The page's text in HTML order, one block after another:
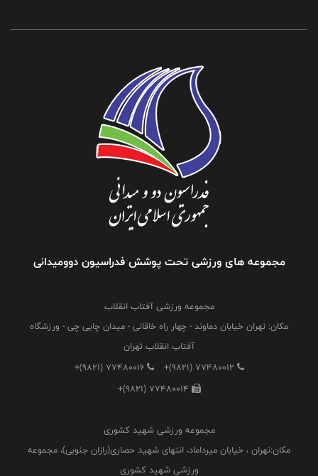
مجموعه های ورزشی تحت پوشش فدراسیون دوومیدانی
مجموعه ورزشی آفتاب انقلاب
مکان: تهران خیابان دماوند - چهار راه خاقانی - میدان چایی چی - ورزشگاه
آفتاب انقلاب تهران
+(9821) 77480012
+(9821) 77480016
+(9821) 77480014
مجموعه ورزشی شهید کشوری
مکان:تهران ، خیابان میرداماد، انتهای شهید حصاری(رازان جنوبی)، مجموعه
ورزشی شهید کشوری